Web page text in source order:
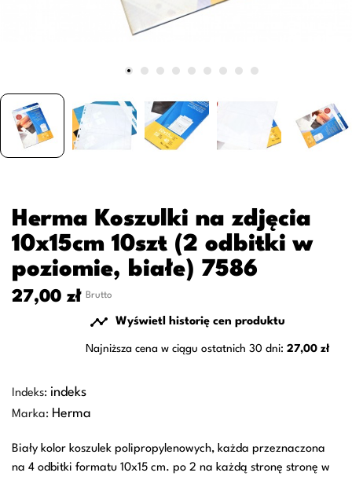
Herma Koszulki na zdjęcia
10x15cm 10szt (2 odbitki w
poziomie, białe) 7586
27,00 zł Brutto
 Wyświetl historię cen produktu
Najniższa cena w ciągu ostatnich 30 dni: 27,00 zł
Indeks: indeks
Marka: Herma
Biały kolor koszulek polipropylenowych, każda przeznaczona
na 4 odbitki formatu 10x15 cm. po 2 na każdą stronę stronę w